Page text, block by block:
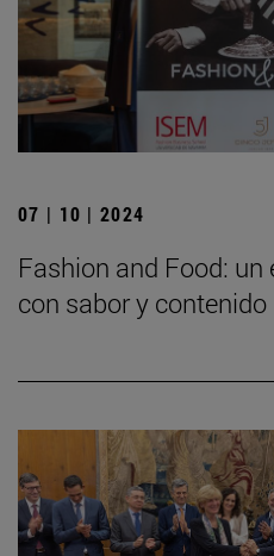
07 | 10 | 2024
Fashion and Food:
con sabor y contenido